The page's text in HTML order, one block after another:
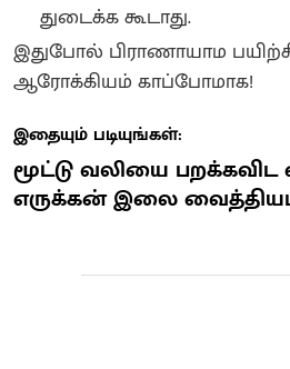
துடைக்க கூடாது.
இதுபோல் பிராணாயாம
ஆரோக்கியம் காப்போமாக!
இதையும் படியுங்கள்:
மூட்டு வலியை பறக்கவிட
எருக்கன் இலை